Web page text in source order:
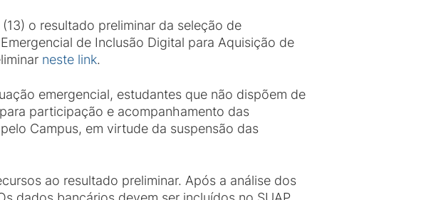
o resultado preliminar da seleção de
de Inclusão Digital para Aquisição de
neste link.
emergencial, estudantes que não dispõem de
participação e acompanhamento das
Campus, em virtude da suspensão das
ao resultado preliminar. Após a análise dos